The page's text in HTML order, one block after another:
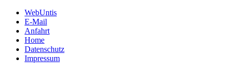
WebUntis
E-Mail
Anfahrt
Home
Datenschutz
Impressum